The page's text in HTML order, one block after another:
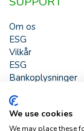
Om os
ESG
Vilkår
ESG
Bankoplysninger
HJÆLP
Buch & Holm
We use cookies
We may place these